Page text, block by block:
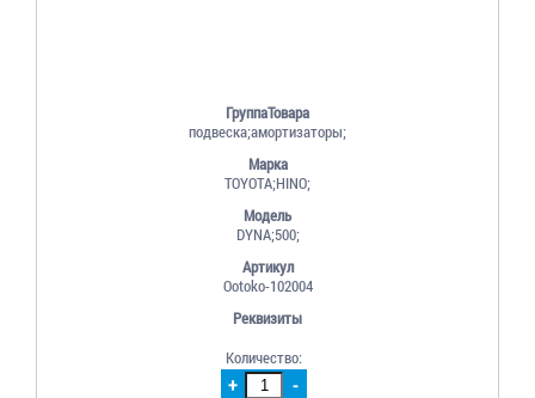
ГруппаТовара
подвеска;амортизаторы;
Марка
TOYOTA;HINO;
Модель
DYNA;500;
Артикул
Ootoko-102004
Реквизиты
+ -
Количество: